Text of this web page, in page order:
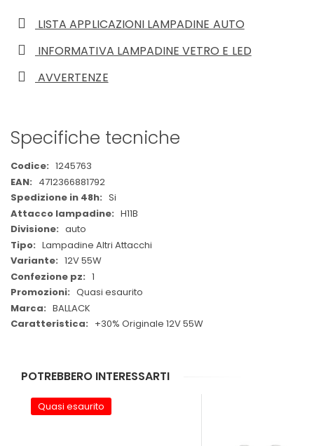
LISTA APPLICAZIONI LAMPADINE AUTO
INFORMATIVA LAMPADINE VETRO E LED
AVVERTENZE
Specifiche tecniche
Maggiori
Informazioni
1245763
4712366881792
Si
H11B
auto
Lampadine Altri Attacchi
12V 55W
1
Quasi esaurito
BALLACK
+30% Originale 12V 55W
POTREBBERO INTERESSARTI
Quasi esaurito